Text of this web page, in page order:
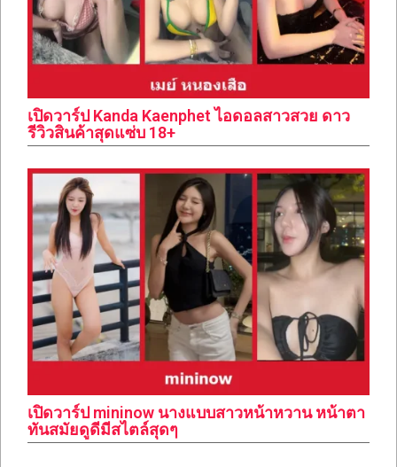
เปิดวาร์ป Kanda Kaenphet ไอดอลสาวสวย ดาว
รีวิวสินค้าสุดแซ่บ 18+
เปิดวาร์ป mininow นางแบบสาวหน้าหวาน หน้าตา
ทันสมัยดูดีมีสไตล์สุดๆ